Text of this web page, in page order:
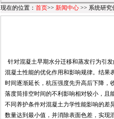
现在的位置： 首页>> 新闻中心>> 系统研究
针对混凝土早期水分迁移和蒸发行为引
混凝土性能的优化作用和影响规律。结果
时间逐渐延长，杭压强度先升高后下降，
落度筒排空时间的不利影响相对较小，且
不同养护条件对混凝土力学性能影响的差
数量达到最小值，并消除表面色差，实现